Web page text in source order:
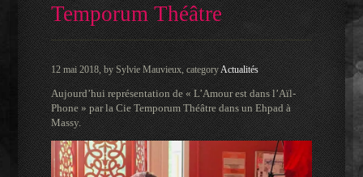
Temporum Théâtre
12 mai 2018, by Sylvie Mauvieux, categoryActualités
Aujourd’hui représentation de « L’Amour est dans l’Aïl-
Phone » par la Cie Temporum Théâtre dans un Ehpad à
Massy.